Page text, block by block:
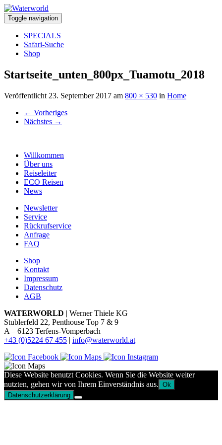
Toggle navigation
SPECIALS
Safari-Suche
Shop
Startseite_unten_800px_Tuamotu_2018
Veröffentlicht 23. September 2017 am 800 × 530 in Home
← Vorheriges
Nächstes →
Willkommen
Über uns
Reiseleiter
ECO Reisen
News
Newsletter
Service
Rückrufservice
Anfrage
FAQ
Shop
Kontakt
Impressum
Datenschutz
AGB
WATERWORLD | Werner Thiele KG
Stublerfeld 22, Penthouse Top 7 & 9
A – 6123 Terfens-Vomperbach
+43 (0)5224 67 455 | info@waterworld.at
Diese Website benutzt Cookies. Wenn Sie die Website weiter
nutzten, gehen wir von Ihrem Einverständnis aus. Ok
Datenschutzerklärung